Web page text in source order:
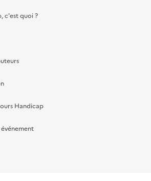
c'est quoi ?
Handicap